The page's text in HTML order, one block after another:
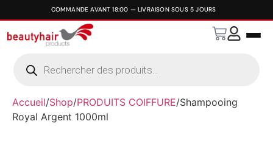
Accueil/Shop/PRODUITS COIFFURE/Shampooing
Royal Argent 1000ml